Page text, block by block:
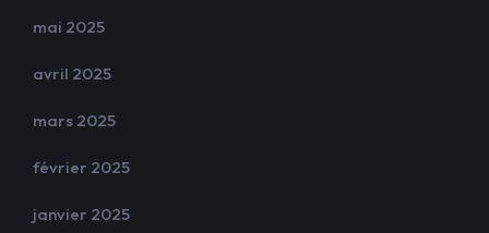
mai 2025
avril 2025
mars 2025
février 2025
janvier 2025